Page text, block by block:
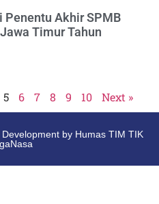
Akhir SPMB
Timur Tahun
5 6 7 8 9 10 Next »
by Humas TIM TIK